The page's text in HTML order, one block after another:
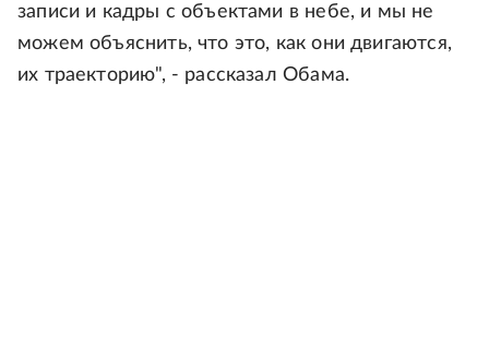
записи и кадры с объектами в небе, и мы не
можем объяснить, что это, как они двигаются,
их траекторию", - рассказал Обама.